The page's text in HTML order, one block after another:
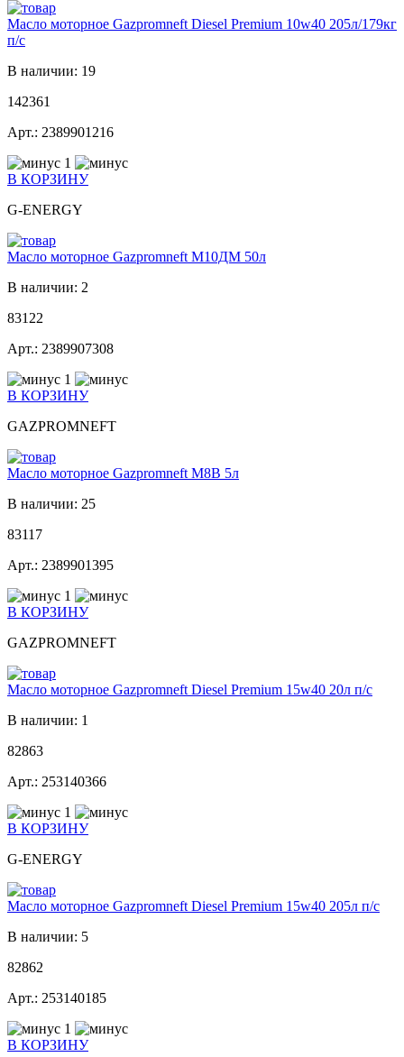
Масло моторное Gazpromneft Diesel Premium 10w40 205л/179кг
п/с
В наличии: 19
142361
Арт.: 2389901216
1
В КОРЗИНУ
G-ENERGY
Масло моторное Gazpromneft М10ДМ 50л
В наличии: 2
83122
Арт.: 2389907308
1
В КОРЗИНУ
GAZPROMNEFT
Масло моторное Gazpromneft М8В 5л
В наличии: 25
83117
Арт.: 2389901395
1
В КОРЗИНУ
GAZPROMNEFT
Масло моторное Gazpromneft Diesel Premium 15w40 20л п/с
В наличии: 1
82863
Арт.: 253140366
1
В КОРЗИНУ
G-ENERGY
Масло моторное Gazpromneft Diesel Premium 15w40 205л п/с
В наличии: 5
82862
Арт.: 253140185
1
В КОРЗИНУ